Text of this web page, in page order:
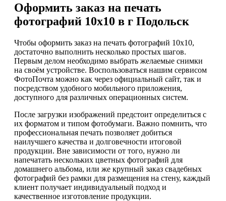
Оформить заказ на печать
фотографий 10х10 в г Подольск
Чтобы оформить заказ на печать фотографий 10х10,
достаточно выполнить несколько простых шагов.
Первым делом необходимо выбрать желаемые снимки
на своём устройстве. Воспользоваться нашим сервисом
ФотоПочта можно как через официальный сайт, так и
посредством удобного мобильного приложения,
доступного для различных операционных систем.
После загрузки изображений предстоит определиться с
их форматом и типом фотобумаги. Важно помнить, что
профессиональная печать позволяет добиться
наилучшего качества и долговечности итоговой
продукции. Вне зависимости от того, нужно ли
напечатать нескольких цветных фотографий для
домашнего альбома, или же крупный заказ свадебных
фотографий без рамки для размещения на стену, каждый
клиент получает индивидуальный подход и
качественное изготовление продукции.